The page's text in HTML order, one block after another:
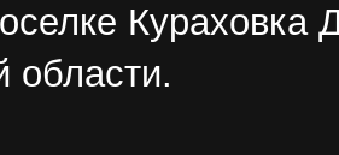
Кураховка
области.